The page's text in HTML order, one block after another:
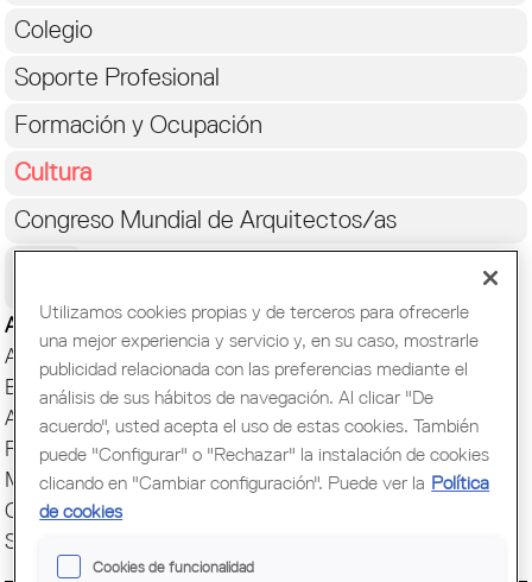
Colegio
Soporte Profesional
Formación y Ocupación
Cultura
Congreso Mundial de Arquitectos/as
Actualidad
Actos y Exposiciones
Biblioteca
Archivo histórico
Publicaciones
Muestras de Arquitectura
Oficina del Paisaje
Setmana Arquitectura
Utilizamos cookies propias y de terceros para ofrecerle
una mejor experiencia y servicio y, en su caso, mostrarle
publicidad relacionada con las preferencias mediante el
análisis de sus hábitos de navegación. Al clicar "De
acuerdo", usted acepta el uso de estas cookies. También
puede "Configurar" o "Rechazar" la instalación de cookies
clicando en "Cambiar configuración". Puede ver la Política
de cookies
Cookies de funcionalidad